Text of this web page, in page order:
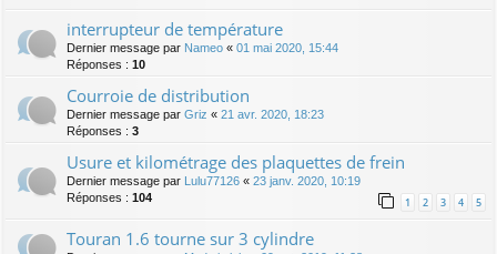
interrupteur de température
Dernier message par Nameo « 01 mai 2020, 15:44
Réponses : 10
Courroie de distribution
Dernier message par Griz « 21 avr. 2020, 18:23
Réponses : 3
Usure et kilométrage des plaquettes de frein
Dernier message par Lulu77126 « 23 janv. 2020, 10:19
Réponses : 104 1 2 3 4 5
Touran 1.6 tourne sur 3 cylindre